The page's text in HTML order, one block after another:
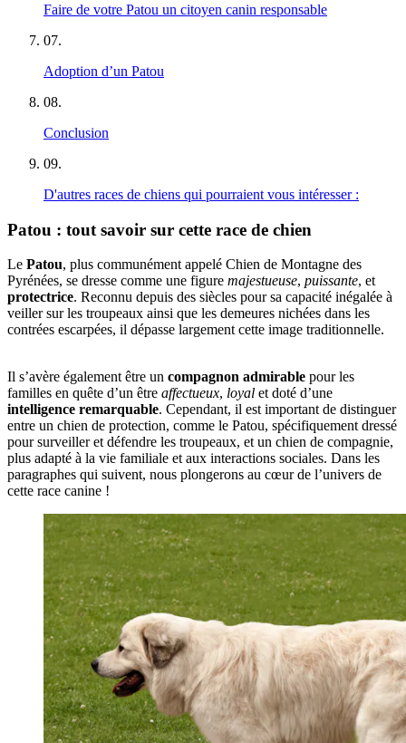
Faire de votre Patou un citoyen canin responsable
07.
Adoption d’un Patou
08.
Conclusion
09.
D'autres races de chiens qui pourraient vous intéresser :
Patou : tout savoir sur cette race de chien
Le Patou, plus communément appelé Chien de Montagne des
Pyrénées, se dresse comme une figure majestueuse, puissante, et
protectrice. Reconnu depuis des siècles pour sa capacité inégalée à
veiller sur les troupeaux ainsi que les demeures nichées dans les
contrées escarpées, il dépasse largement cette image traditionnelle.
Il s’avère également être un compagnon admirable pour les
familles en quête d’un être affectueux, loyal et doté d’une
intelligence remarquable. Cependant, il est important de distinguer
entre un chien de protection, comme le Patou, spécifiquement dressé
pour surveiller et défendre les troupeaux, et un chien de compagnie,
plus adapté à la vie familiale et aux interactions sociales. Dans les
paragraphes qui suivent, nous plongerons au cœur de l’univers de
cette race canine !